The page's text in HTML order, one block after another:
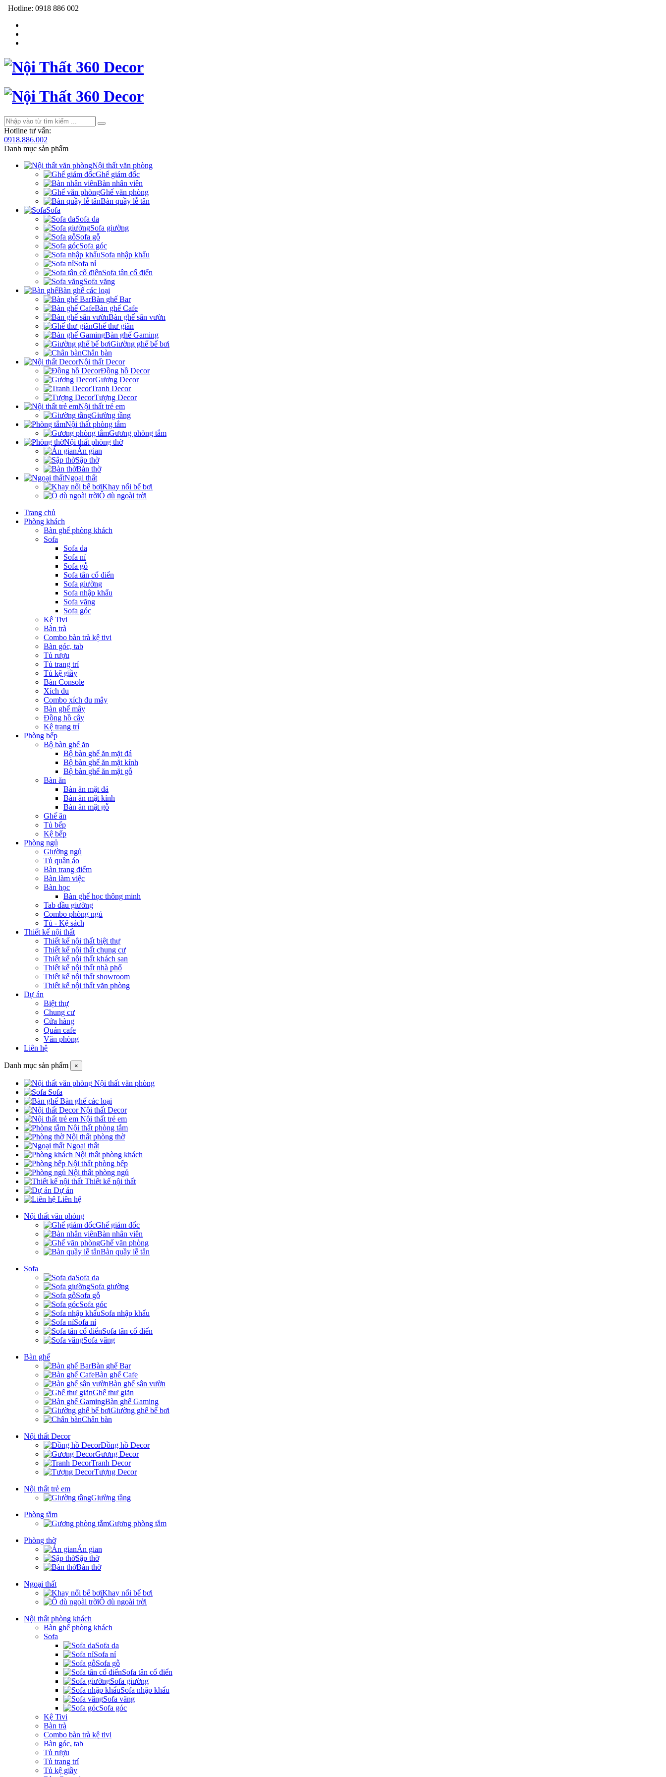
Hotline: 0918 886 002
Hotline tư vấn:
0918.886.002
Danh mục sản phẩm
Nội thất văn phòng
Ghế giám đốc
Bàn nhân viên
Ghế văn phòng
Bàn quầy lễ tân
Sofa
Sofa da
Sofa giường
Sofa gỗ
Sofa góc
Sofa nhập khẩu
Sofa nỉ
Sofa tân cổ điển
Sofa văng
Bàn ghế các loại
Bàn ghế Bar
Bàn ghế Cafe
Bàn ghế sân vườn
Ghế thư giãn
Bàn ghế Gaming
Giường ghế bể bơi
Chân bàn
Nội thất Decor
Đồng hồ Decor
Gương Decor
Tranh Decor
Tượng Decor
Nội thất trẻ em
Giường tầng
Nội thất phòng tắm
Gương phòng tắm
Nội thất phòng thờ
Án gian
Sập thờ
Bàn thờ
Ngoại thất
Khay nổi bể bơi
Ô dù ngoài trời
Trang chủ
Phòng khách
Bàn ghế phòng khách
Sofa
Sofa da
Sofa nỉ
Sofa gỗ
Sofa tân cổ điển
Sofa giường
Sofa nhập khẩu
Sofa văng
Sofa góc
Kệ Tivi
Bàn trà
Combo bàn trà kệ tivi
Bàn góc, tab
Tủ rượu
Tủ trang trí
Tủ kệ giầy
Bàn Console
Xích đu
Combo xích đu mây
Bàn ghế mây
Đồng hồ cây
Kệ trang trí
Phòng bếp
Bộ bàn ghế ăn
Bộ bàn ghế ăn mặt đá
Bộ bàn ghế ăn mặt kính
Bộ bàn ghế ăn mặt gỗ
Bàn ăn
Bàn ăn mặt đá
Bàn ăn mặt kính
Bàn ăn mặt gỗ
Ghế ăn
Tủ bếp
Kệ bếp
Phòng ngủ
Giường ngủ
Tủ quần áo
Bàn trang điểm
Bàn làm việc
Bàn học
Bàn ghế học thông minh
Tab đầu giường
Combo phòng ngủ
Tủ - Kệ sách
Thiết kế nội thất
Thiết kế nội thất biệt thự
Thiết kế nội thất chung cư
Thiết kế nội thất khách sạn
Thiết kế nội thất nhà phố
Thiết kế nội thất showroom
Thiết kế nội thất văn phòng
Dự án
Biệt thự
Chung cư
Cửa hàng
Quán cafe
Văn phòng
Liên hệ
Danh mục sản phẩm ×
Nội thất văn phòng
Sofa
Bàn ghế các loại
Nội thất Decor
Nội thất trẻ em
Nội thất phòng tắm
Nội thất phòng thờ
Ngoại thất
Nội thất phòng khách
Nội thất phòng bếp
Nội thất phòng ngủ
Thiết kế nội thất
Dự án
Liên hệ
Nội thất văn phòng
Ghế giám đốc
Bàn nhân viên
Ghế văn phòng
Bàn quầy lễ tân
Sofa
Sofa da
Sofa giường
Sofa gỗ
Sofa góc
Sofa nhập khẩu
Sofa nỉ
Sofa tân cổ điển
Sofa văng
Bàn ghế
Bàn ghế Bar
Bàn ghế Cafe
Bàn ghế sân vườn
Ghế thư giãn
Bàn ghế Gaming
Giường ghế bể bơi
Chân bàn
Nội thất Decor
Đồng hồ Decor
Gương Decor
Tranh Decor
Tượng Decor
Nội thất trẻ em
Giường tầng
Phòng tắm
Gương phòng tắm
Phòng thờ
Án gian
Sập thờ
Bàn thờ
Ngoại thất
Khay nổi bể bơi
Ô dù ngoài trời
Nội thất phòng khách
Bàn ghế phòng khách
Sofa
Sofa da
Sofa nỉ
Sofa gỗ
Sofa tân cổ điển
Sofa giường
Sofa nhập khẩu
Sofa văng
Sofa góc
Kệ Tivi
Bàn trà
Combo bàn trà kệ tivi
Bàn góc, tab
Tủ rượu
Tủ trang trí
Tủ kệ giầy